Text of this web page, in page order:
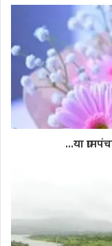
...या